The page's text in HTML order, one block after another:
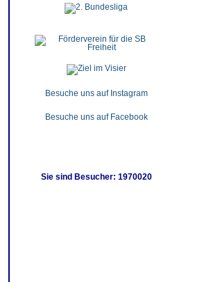
Besuche uns auf Instagram
Besuche uns auf Facebook
Sie sind Besucher: 1970020